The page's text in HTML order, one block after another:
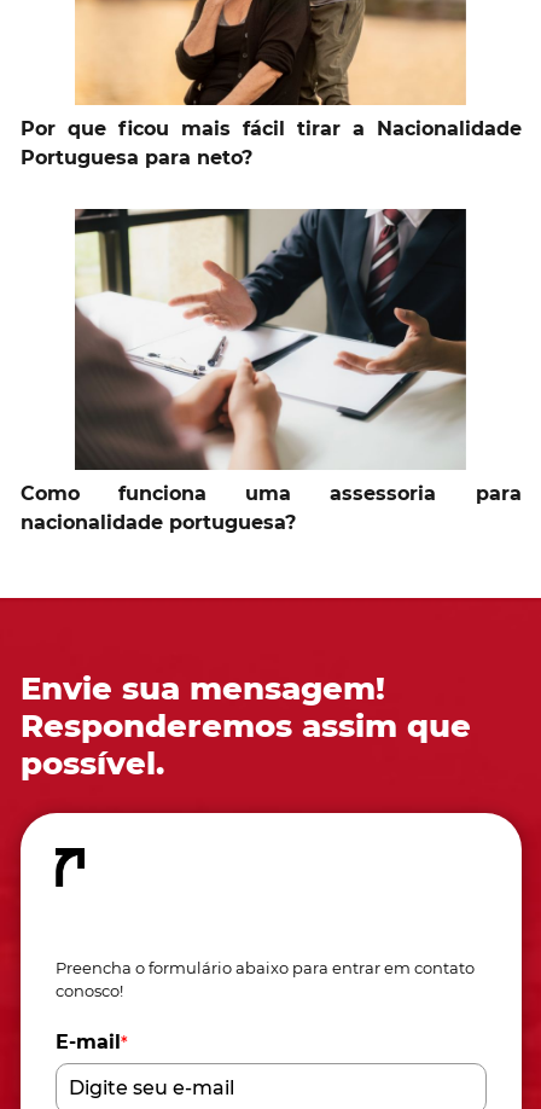
Por que ficou mais fácil tirar a Nacionalidade
Portuguesa para neto?
Como funciona uma assessoria para
nacionalidade portuguesa?
Envie sua mensagem!
Responderemos assim que
possível.
Preencha o formulário abaixo para entrar em contato
conosco!
E-mail*